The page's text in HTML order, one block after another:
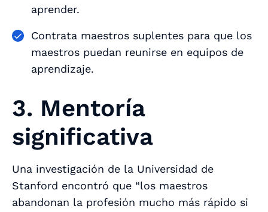
aprender.
Contrata maestros suplentes para que los
maestros puedan reunirse en equipos de
aprendizaje.
3. Mentoría
significativa
Una investigación de la Universidad de
Stanford encontró que “los maestros
abandonan la profesión mucho más rápido si